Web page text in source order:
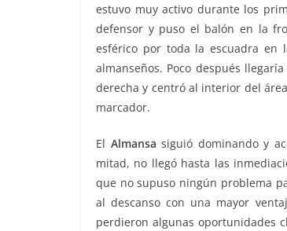
estuvo muy activo durante los
defensor y puso el balón en la
esférico por toda la escuadra en
almanseños. Poco después
derecha y centró al interior del
marcador.
El Almansa siguió dominando y
mitad, no llegó hasta las
que no supuso ningún problema
al descanso con una mayor
perdieron algunas oportunidades